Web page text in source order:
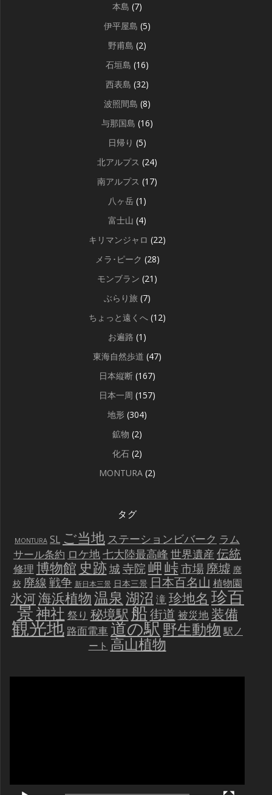
本島 (7)
伊平屋島 (5)
野甫島 (2)
石垣島 (16)
西表島 (32)
波照間島 (8)
与那国島 (16)
日帰り (5)
北アルプス (24)
南アルプス (17)
八ヶ岳 (1)
富士山 (4)
キリマンジャロ (22)
メラ･ピーク (28)
モンブラン (21)
ぶらり旅 (7)
ちょっと遠くへ (12)
お遍路 (1)
東海自然歩道 (47)
日本縦断 (167)
日本一周 (157)
地形 (304)
鉱物 (2)
化石 (2)
MONTURA (2)
タグ
MONTURA SL ご当地 ステーションビバーク ラム
サール条約 ロケ地七大陸最高峰 世界遺産 伝統
修理 博物館 史跡城寺院岬峠市場 廃墟 廃
校 廃線戦争 新日本三景 日本三景 日本百名山 植物園
氷河海浜植物温泉湖沼 滝珍地名 珍百
景神社 祭り 秘境駅船街道 被災地 装備
観光地 路面電車道の駅野生動物 駅ノ
ート 高山植物